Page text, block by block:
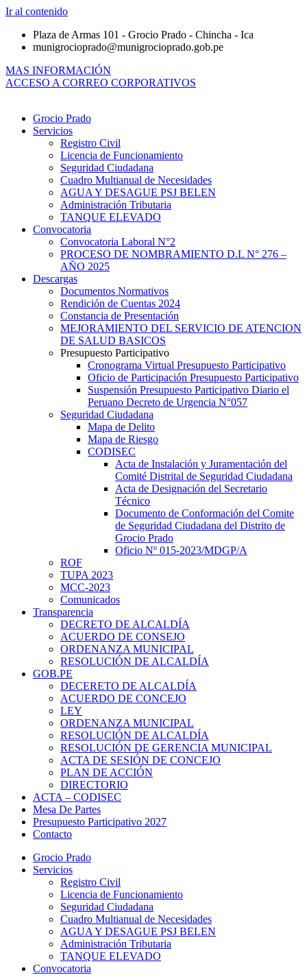
Ir al contenido
Plaza de Armas 101 - Grocio Prado - Chincha - Ica
munigrocioprado@munigrocioprado.gob.pe
MAS INFORMACIÓN
ACCESO A CORREO CORPORATIVOS
Grocio Prado
Servicios
Registro Civil
Licencia de Funcionamiento
Seguridad Ciudadana
Cuadro Multianual de Necesidades
AGUA Y DESAGUE PSJ BELEN
Administración Tributaria
TANQUE ELEVADO
Convocatoria
Convocatoria Laboral N°2
PROCESO DE NOMBRAMIENTO D.L N° 276 –
AÑO 2025
Descargas
Documentos Normativos
Rendición de Cuentas 2024
Constancia de Presentación
MEJORAMIENTO DEL SERVICIO DE ATENCION
DE SALUD BASICOS
Presupuesto Participativo
Cronograma Virtual Presupuesto Participativo
Oficio de Participación Presupuesto Participativo
Suspensión Presupuesto Participativo Diario el
Peruano Decreto de Urgencia N°057
Seguridad Ciudadana
Mapa de Delito
Mapa de Riesgo
CODISEC
Acta de Instalación y Juramentación del
Comité Distrital de Seguridad Ciudadana
Acta de Designación del Secretario
Técnico
Documento de Conformación del Comite
de Seguridad Ciudadana del Distrito de
Grocio Prado
Oficio Nº 015-2023/MDGP/A
ROF
TUPA 2023
MCC-2023
Comunicados
Transparencia
DECRETO DE ALCALDÍA
ACUERDO DE CONSEJO
ORDENANZA MUNICIPAL
RESOLUCIÓN DE ALCALDÍA
GOB.PE
DECERETO DE ALCALDÍA
ACUERDO DE CONCEJO
LEY
ORDENANZA MUNICIPAL
RESOLUCIÓN DE ALCALDÍA
RESOLUCIÓN DE GERENCIA MUNICIPAL
ACTA DE SESIÓN DE CONCEJO
PLAN DE ACCIÓN
DIRECTORIO
ACTA – CODISEC
Mesa De Partes
Presupuesto Participativo 2027
Contacto
Grocio Prado
Servicios
Registro Civil
Licencia de Funcionamiento
Seguridad Ciudadana
Cuadro Multianual de Necesidades
AGUA Y DESAGUE PSJ BELEN
Administración Tributaria
TANQUE ELEVADO
Convocatoria